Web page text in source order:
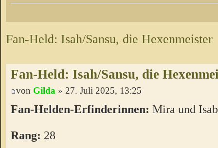
Fan-Held: Isah/Sansu, die Hexenmeister
Fan-Held: Isah/Sansu, die
von Gilda » 27. Juli 2025, 13:25
Fan-Helden-Erfinderinnen: Mira und
Rang: 28